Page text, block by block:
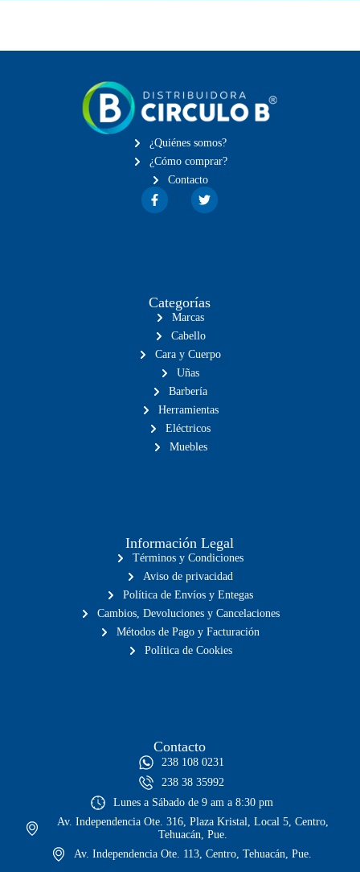
¿Quiénes somos?
¿Cómo comprar?
Contacto
F
a
c
f
T
w
i
Categorías
Marcas
Cabello
Cara y Cuerpo
Uñas
Barbería
Herramientas
Eléctricos
Muebles
Información Legal
Términos y Condiciones
Aviso de privacidad
Política de Envíos y Entegas
Cambios, Devoluciones y Cancelaciones
Métodos de Pago y Facturación
Política de Cookies
Contacto
238 108 0231
238 38 35992
Lunes a Sábado de 9 am a 8:30 pm
Av. Independencia Ote. 316, Plaza Kristal, Local 5, Centro,
Tehuacán, Pue.
Av. Independencia Ote. 113, Centro, Tehuacán, Pue.